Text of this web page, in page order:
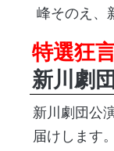
峰そのえ、
特選狂
新川劇
新川劇団公
届けします